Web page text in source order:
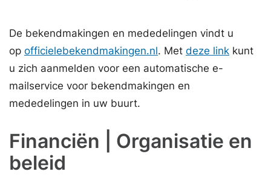
De bekendmakingen en mededelingen vindt u
op officielebekendmakingen.nl. Met deze link kunt
u zich aanmelden voor een automatische e-
mailservice voor bekendmakingen en
mededelingen in uw buurt.
Financiën | Organisatie en
beleid